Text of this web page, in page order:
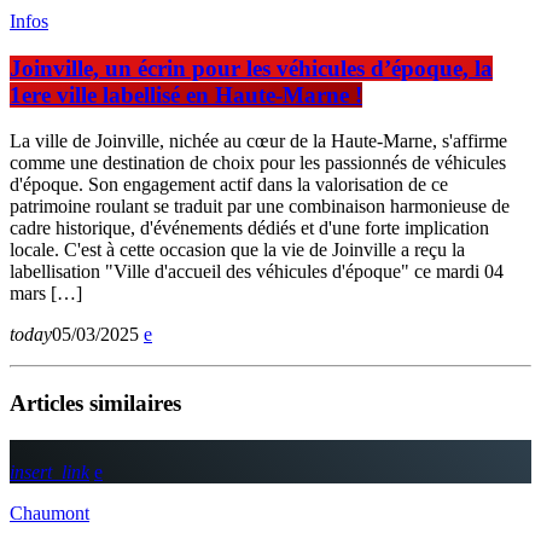
Infos
Joinville, un écrin pour les véhicules d’époque, la
1ere ville labellisé en Haute-Marne !
La ville de Joinville, nichée au cœur de la Haute-Marne, s'affirme
comme une destination de choix pour les passionnés de véhicules
d'époque. Son engagement actif dans la valorisation de ce
patrimoine roulant se traduit par une combinaison harmonieuse de
cadre historique, d'événements dédiés et d'une forte implication
locale. C'est à cette occasion que la vie de Joinville a reçu la
labellisation "Ville d'accueil des véhicules d'époque" ce mardi 04
mars […]
today05/03/2025
Articles similaires
insert_link
Chaumont